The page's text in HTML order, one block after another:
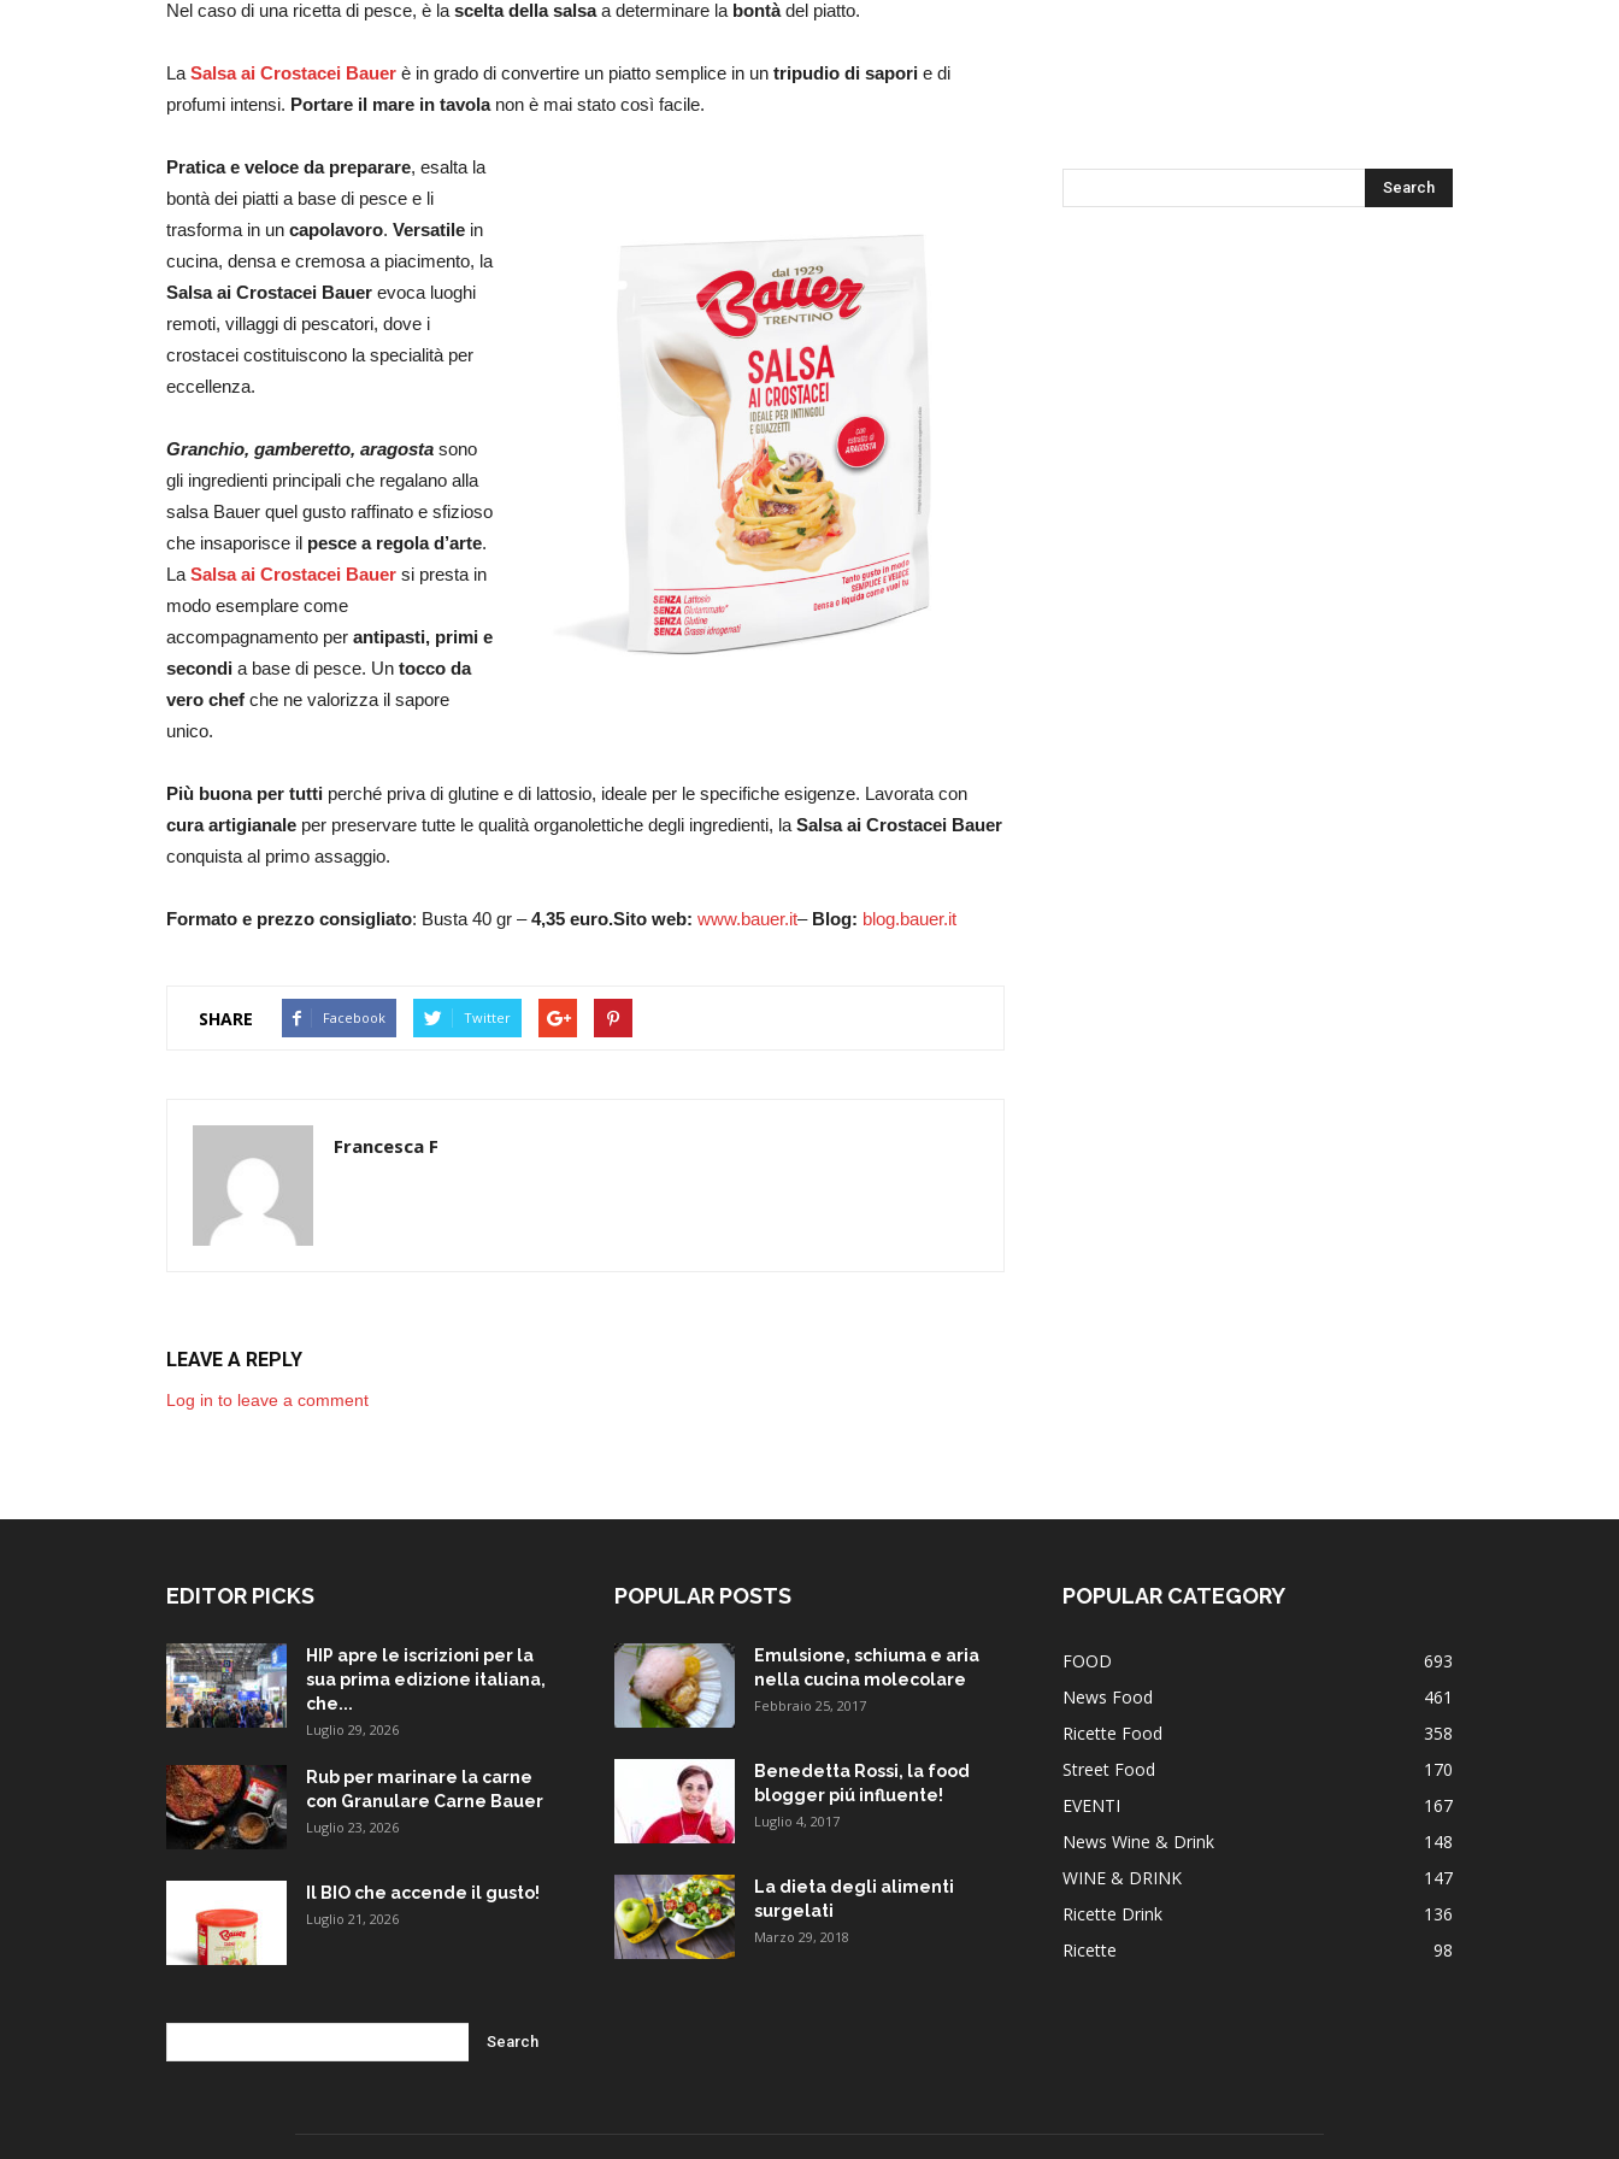
Nel caso di una ricetta di pesce, è la scelta della salsaa determinare la bontàdel piatto.
La Salsa ai Crostacei Bauer è in grado di convertire un piatto semplice in un tripudio di sapori e di
profumi intensi. Portare il mare in tavolanon è mai stato così facile.
Pratica e veloce da preparare, esalta la
bontà dei piatti a base di pesce e li
trasforma in un capolavoro. Versatile in
cucina, densa e cremosa a piacimento, la
Salsa ai Crostacei Bauer evoca luoghi
remoti, villaggi di pescatori, dove i
crostacei costituiscono la specialità per
eccellenza.
Granchio, gamberetto, aragosta sono
gli ingredienti principali che regalano alla
salsa Bauer quel gusto raffinato e sfizioso
che insaporisce il pesce a regola d’arte.
La Salsa ai Crostacei Bauer si presta in
modo esemplare come
accompagnamento per antipasti, primi e
secondi a base di pesce. Un tocco da
vero chef che ne valorizza il sapore
unico.
Più buona per tutti perché priva di glutine e di lattosio, ideale per le specifiche esigenze. Lavorata con
cura artigianale per preservare tutte le qualità organolettiche degli ingredienti, la Salsa ai Crostacei Bauer
conquista al primo assaggio.
Formato e prezzo consigliato: Busta 40 gr –4,35 euro.Sito web: www.bauer.it– Blog: blog.bauer.it
SHARE Facebook Twitter
Francesca F
LEAVE A REPLY
Log in to leave a comment
EDITOR PICKS
HIP apre le iscrizioni per la
sua prima edizione italiana,
che...
Luglio 29, 2026
Rub per marinare la carne
con Granulare Carne Bauer
Luglio 23, 2026
Il BIO che accende il gusto!
Luglio 21, 2026
POPULAR POSTS
Emulsione, schiuma e aria
nella cucina molecolare
Febbraio 25, 2017
Benedetta Rossi, la food
blogger piú influente!
Luglio 4, 2017
La dieta degli alimenti
surgelati
Marzo 29, 2018
POPULAR CATEGORY
FOOD
693
News Food
461
Ricette Food
358
Street Food
170
EVENTI
167
News Wine & Drink
148
WINE & DRINK
147
Ricette Drink
136
Ricette
98